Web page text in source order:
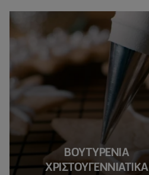
ΒΟΥΤΥΡΕΝΙΑ
ΧΡΙΣΤΟΥΓΕΝΝΙΑΤΙΚΑ